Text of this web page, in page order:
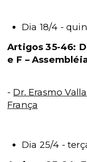
Dia 18/4 -
Artigos 35-46:
e F –
- Dr. Erasmo
França
Dia 25/4 -